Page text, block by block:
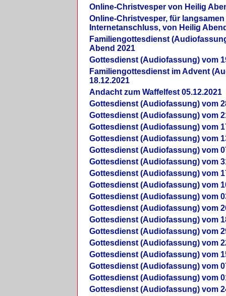
Online-Christvesper von Heilig
Online-Christvesper, für langsamen
Internetanschluss, von Heilig
Familiengottesdienst
Abend 2021
Gottesdienst (Audiofassung) vom
Familiengottesdienst im Advent
18.12.2021
Andacht zum Waffelfest 05.12.2021
Gottesdienst (Audiofassung) vom
Gottesdienst (Audiofassung) vom
Gottesdienst (Audiofassung) vom
Gottesdienst (Audiofassung) vom
Gottesdienst (Audiofassung) vom
Gottesdienst (Audiofassung) vom
Gottesdienst (Audiofassung) vom
Gottesdienst (Audiofassung) vom
Gottesdienst (Audiofassung) vom
Gottesdienst (Audiofassung) vom
Gottesdienst (Audiofassung) vom
Gottesdienst (Audiofassung) vom
Gottesdienst (Audiofassung) vom
Gottesdienst (Audiofassung) vom
Gottesdienst (Audiofassung) vom
Gottesdienst (Audiofassung) vom
Gottesdienst (Audiofassung) vom